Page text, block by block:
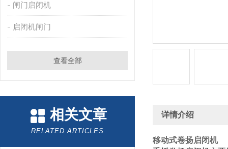
闸门启闭机
启闭机闸门
查看全部
相关文章
RELATED ARTICLES
详情介绍
移动式卷扬启闭机